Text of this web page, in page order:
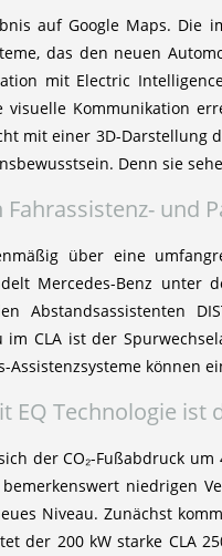
auf Google Maps. Die
das den neuen
mit Electric
visuelle Kommunikation
mit einer 3D-
Denn sie
und
über eine
Mercedes-Benz unter
Abstandsassistenten
im CLA ist der
können
EQ Technologie ist
der CO₂-Fußabdruck
niedrigen
Niveau. Zunächst
der 200 kW starke CLA